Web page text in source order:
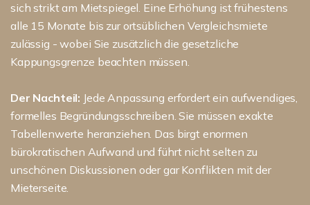
sich strikt am Mietspiegel. Eine Erhöhung ist frühestens
alle 15 Monate bis zur ortsüblichen Vergleichsmiete
zulässig - wobei Sie zusätzlich die gesetzliche
Kappungsgrenze beachten müssen.
Der Nachteil: Jede Anpassung erfordert ein aufwendiges,
formelles Begründungsschreiben. Sie müssen exakte
Tabellenwerte heranziehen. Das birgt enormen
bürokratischen Aufwand und führt nicht selten zu
unschönen Diskussionen oder gar Konflikten mit der
Mieterseite.